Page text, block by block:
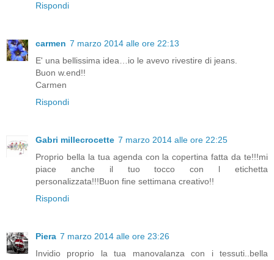
Rispondi
carmen 7 marzo 2014 alle ore 22:13
E' una bellissima idea…io le avevo rivestire di jeans.
Buon w.end!!
Carmen
Rispondi
Gabri millecrocette 7 marzo 2014 alle ore 22:25
Proprio bella la tua agenda con la copertina fatta da te!!!mi
piace anche il tuo tocco con l etichetta
personalizzata!!!Buon fine settimana creativo!!
Rispondi
Piera 7 marzo 2014 alle ore 23:26
Invidio proprio la tua manovalanza con i tessuti..bella